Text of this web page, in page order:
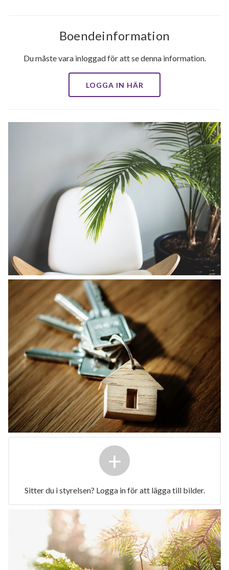
Boendeinformation
Du måste vara inloggad för att se denna information.
LOGGA IN HÄR
+
Sitter du i styrelsen? Logga in för att lägga till bilder.